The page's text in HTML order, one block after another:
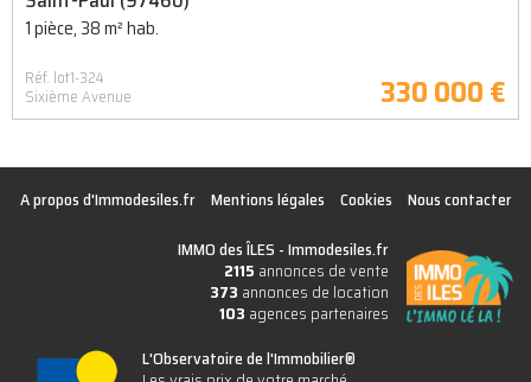
1 pièce, 38 m² hab.
Réf. lot1-324
Sixième Avenue 330 000 €
A propos d'Immodesiles.fr Mentions légales Cookies
Nous contacter
IMMO des ÎLES -Immodesiles.fr
2115 annonces de vente
373 annonces de location
103 agences partenaires
L'Observatoire de l'Immobilier®